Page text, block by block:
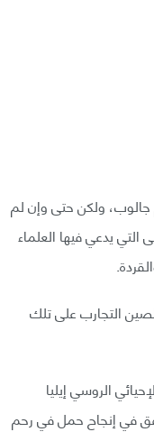
ولكن حتى وإن لم
التي يدعي فيها العلماء
التجارب على تلك
الروسي إيليا
في إنجاح حمل في رحم